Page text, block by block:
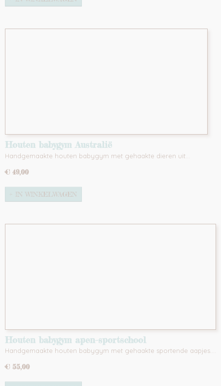
Houten babygym Australië
Handgemaakte houten babygym met gehaakte dieren uit…
€ 49,00
IN WINKELWAGEN
Houten babygym apen-sportschool
Handgemaakte houten babygym met gehaakte sportende aapjes.…
€ 55,00